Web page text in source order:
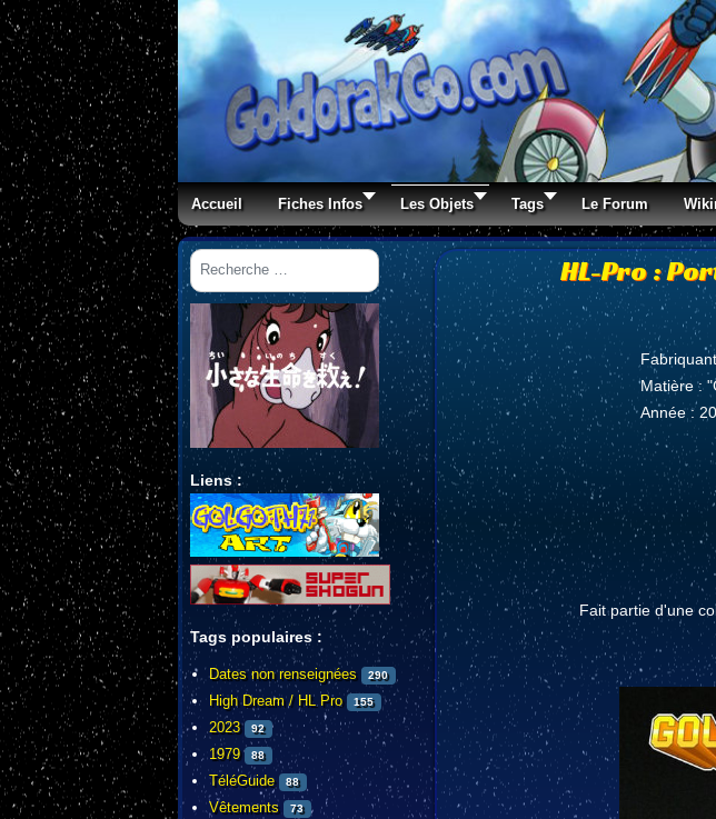
Accueil Fiches Infos Les Objets Tags Le Forum
Rechercher
Liens :
Tags populaires :
Dates non renseignées 290
High Dream / HL Pro 155
2023 92
1979 88
TéléGuide 88
Vêtements 73
HL-Pro :
Matière :
Année :
Fait partie d'une